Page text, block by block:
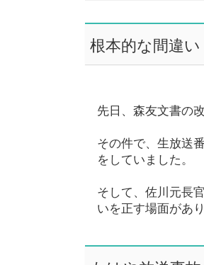
根本的な間違い
先日、森友文書の
その件で、生放送
をしていました。
そして、佐川元長
いを正す場面があ